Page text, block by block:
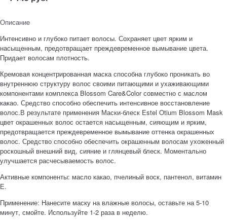
Описание
Интенсивно и глубоко питает волосы. Сохраняет цвет ярким и
насыщенным, предотвращает преждевременное вымывание цвета.
Придает волосам плотность.
Кремовая концентрированная маска способна глубоко проникать во
внутреннюю структуру волос своими питающими и ухаживающими
компонентами комплекса Blossom Cаre&Color совместно с маслом
какао. Средство способно обеспечить интенсивное восстановление
волос.В результате применения Маски-блеск Estel Otium Blossom Mask
цвет окрашенных волос остается насыщенным, сияющим и ярким,
предотвращается преждевременное вымывание оттенка окрашенных
волос. Средство способно обеспечить окрашенным волосам ухоженный
роскошный внешний вид, сияние и глянцевый блеск. Моментально
улучшается расчесываемость волос.
Активные компоненты: масло какао, пчелиный воск, пантенол, витамин
Е.
Применение: Нанесите маску на влажные волосы, оставьте на 5-10
минут, смойте. Используйте 1-2 раза в неделю.